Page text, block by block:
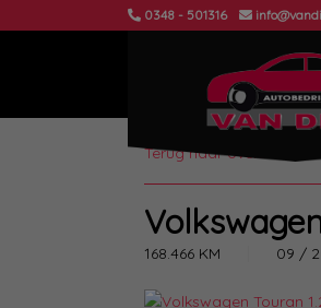
0348 - 501316
Terug naar overzicht
168.466 KM 09 /